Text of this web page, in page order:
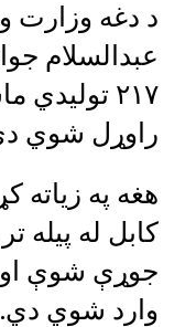
د دغه وزارت
عبدالسلام
۲۱۷
راوړل شوي
وارد شوي